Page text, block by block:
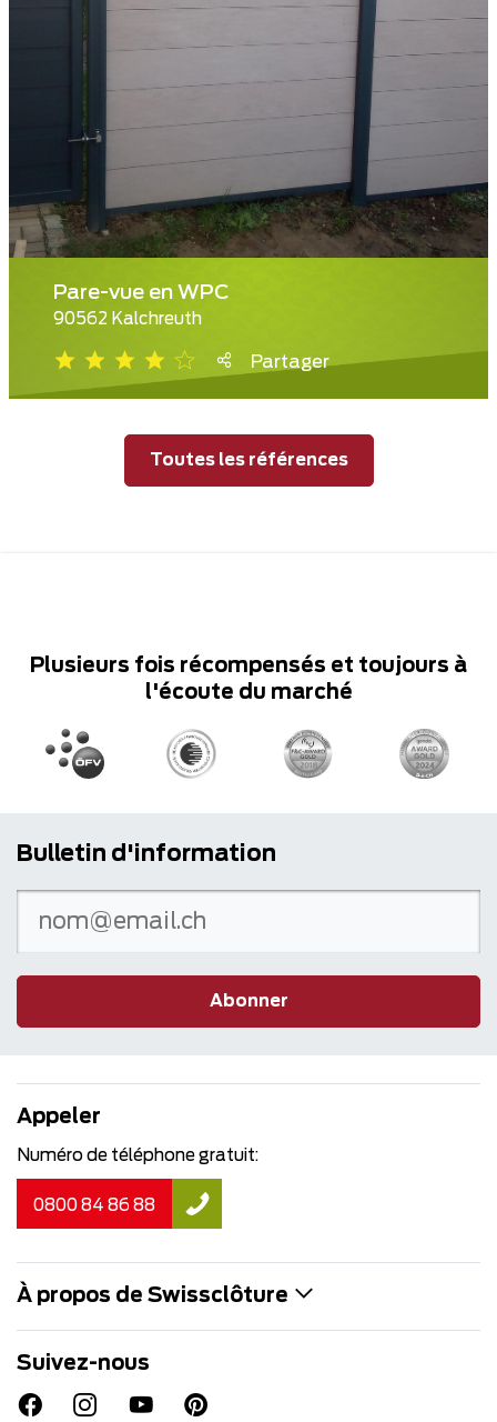
Pare-vue en WPC
90562 Kalchreuth
Partager
Toutes les références
Plusieurs fois récompensés et toujours à
l'écoute du marché
Bulletin d'information
Abonner
Appeler
Numéro de téléphone gratuit:
0800 84 86 88
À propos de Swissclôture
Suivez-nous